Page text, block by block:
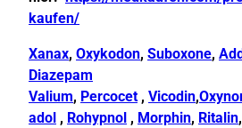
kaufen/
Xanax, Oxykodon, Suboxone,
Diazepam
Valium, Percocet, Vicodin,
adol , Rohypnol , Morphin, Ritalin,